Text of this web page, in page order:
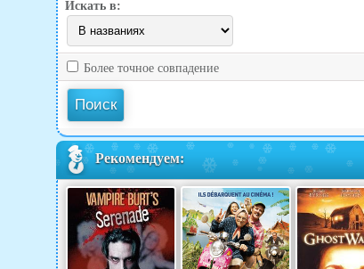
Искать в:
Более точное совпадение
Рекомендуем: